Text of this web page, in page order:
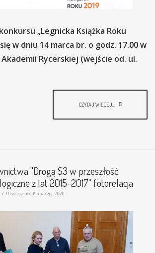
„Legnicka Książka Roku
w dniu 14 marca br. o godz. 17.00 w
Rycerskiej (wejście od. ul.
CZYTAJ WIĘCEJ...
"Drogą S3 w przeszłość.
z lat 2015-2017" fotorelacja
Utworzono: 09 marzec 2020